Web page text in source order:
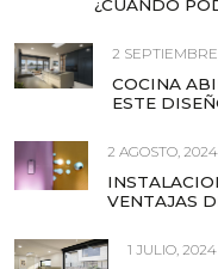
¿CUÁNDO
2
COCINA
ESTE
2 AGOSTO, 2024
VENTAJAS
1 JULIO, 2024